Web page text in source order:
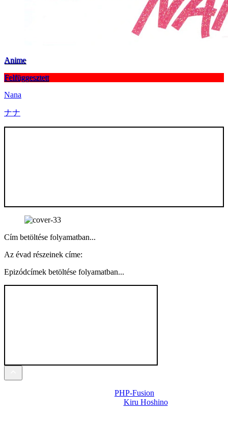
Anime
Felfüggesztett
Nana
ナナ
Cím betöltése folyamatban...
Az évad részeinek címe:
Epizódcímek betöltése folyamatban...
PHP-Fusion
Kiru Hoshino